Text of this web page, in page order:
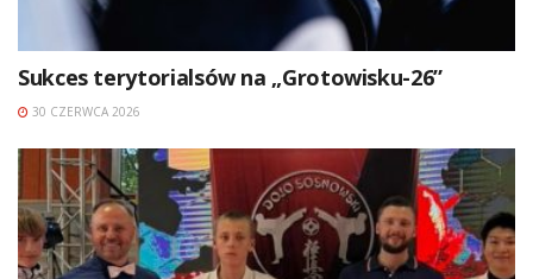
Sukces terytorialsów na „Grotowisku-26”
30 CZERWCA 2026